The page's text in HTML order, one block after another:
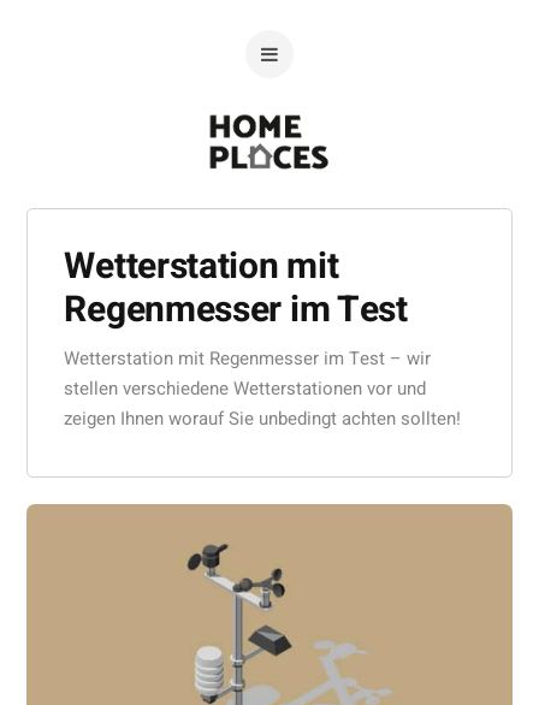
Wetterstation mit
Regenmesser im Test
Wetterstation mit Regenmesser im Test – wir
stellen verschiedene Wetterstationen vor und
zeigen Ihnen worauf Sie unbedingt achten sollten!